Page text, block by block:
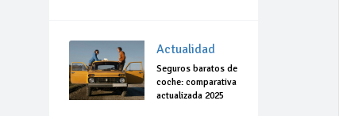
Actualidad
Seguros baratos de
coche: comparativa
actualizada 2025